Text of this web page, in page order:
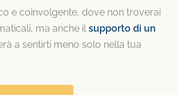
e coinvolgente, dove non troverai
ma anche ilsupporto di un
a sentirti meno solo nella tua